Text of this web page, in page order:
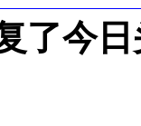
了今